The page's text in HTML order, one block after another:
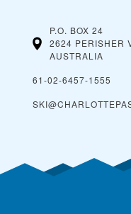
P.O. BOX 24
2624 PERISHER
AUSTRALIA
61-02-6457-1555